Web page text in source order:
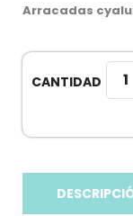
Arracadas
CANTIDAD